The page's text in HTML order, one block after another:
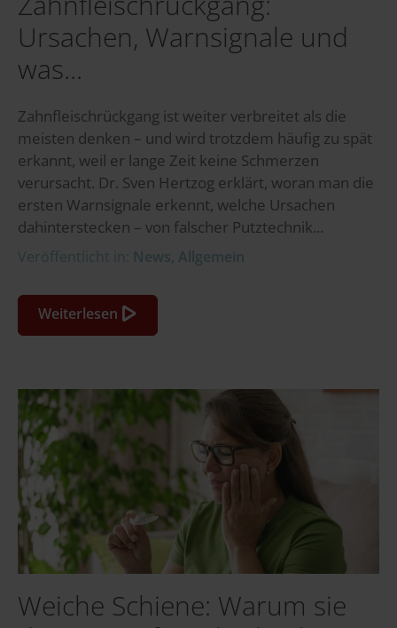
Ursachen, Warnsignale und
was...
Zahnfleischrückgang ist weiter verbreitet als die
meisten denken – und wird trotzdem häufig zu spät
erkannt, weil er lange Zeit keine Schmerzen
verursacht. Dr. Sven Hertzog erklärt, woran man die
ersten Warnsignale erkennt, welche Ursachen
dahinterstecken – von falscher Putztechnik...
Veröffentlicht in: News, Allgemein
Weiterlesen
Weiche Schiene: Warum sie